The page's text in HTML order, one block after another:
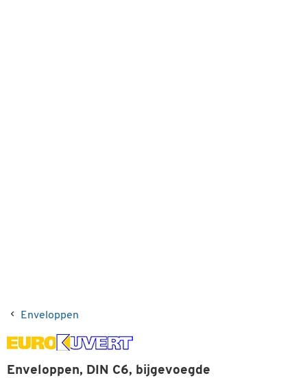
Enveloppen
Enveloppen, DIN C6, bijgevoegde